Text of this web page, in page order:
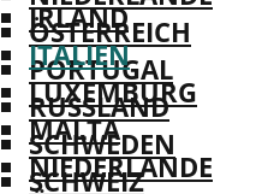
ÖSTERREICH
PORTUGAL
RUSSLAND
SCHWEDEN
SCHWEIZ
IRLAND
ITALIEN
LUXEMBURG
MALTA
NIEDERLANDE